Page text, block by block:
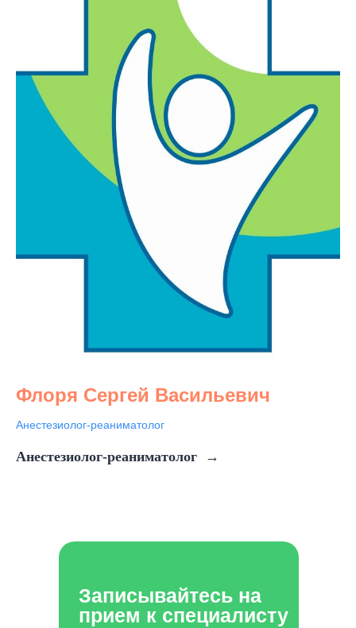
Флоря Сергей Васильевич
Анестезиолог-реаниматолог
Анестезиолог-реаниматолог
Записывайтесь на
прием к специалисту